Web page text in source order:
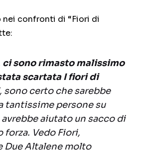
confronti di “Fiori di
ci sono rimasto malissimo
scartata I fiori di
, sono certo che sarebbe
tantissime persone su
aiutato un sacco di
forza. Vedo Fiori,
Due Altalene molto